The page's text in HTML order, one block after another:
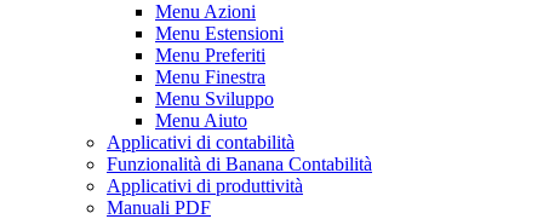
Menu Azioni
Menu Estensioni
Menu Preferiti
Menu Finestra
Menu Sviluppo
Menu Aiuto
Applicativi di contabilità
Funzionalità di Banana Contabilità
Applicativi di produttività
Manuali PDF